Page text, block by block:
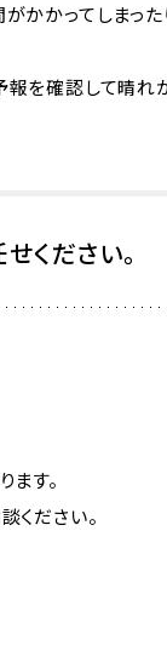
かかってしまった
を確認して晴れ
ください。
す。
ください。